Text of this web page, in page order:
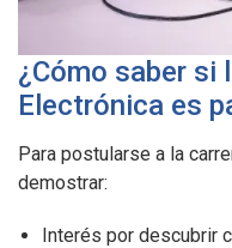
¿Cómo saber si
Electrónica es
Para postularse a la
demostrar:
Interés por descubrir